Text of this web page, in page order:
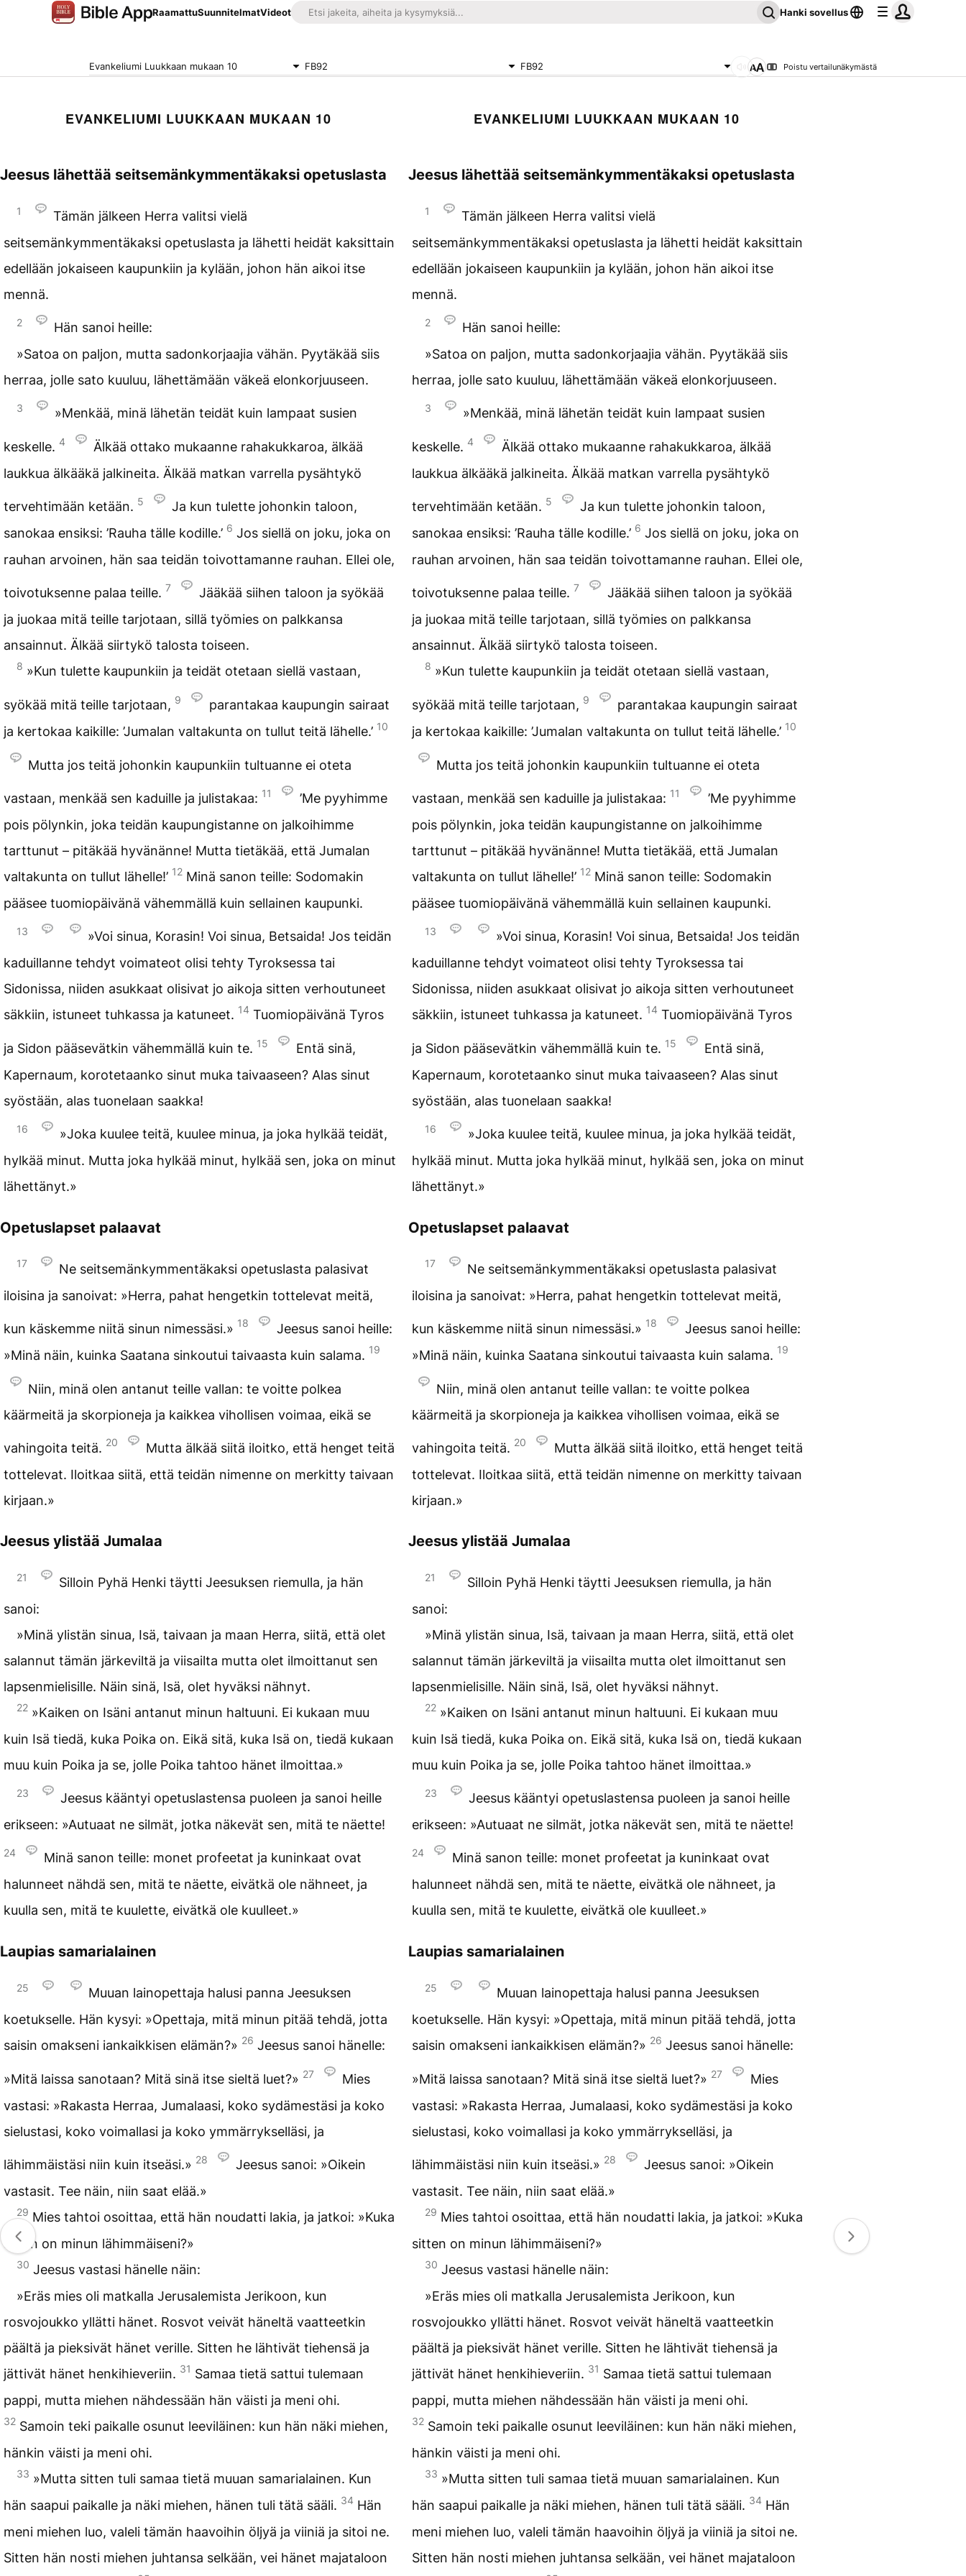
RaamattuSuunnitelmatVideot Hanki sovellus
Evankeliumi Luukkaan mukaan 10 FB92 FB92 Poistu vertailunäkymästä
EVANKELIUMI LUUKKAAN MUKAAN 10
Jeesus lähettää seitsemänkymmentäkaksi opetuslasta
1
Tämän jälkeen Herra valitsi vielä
seitsemänkymmentäkaksi opetuslasta ja lähetti heidät kaksittain
edellään jokaiseen kaupunkiin ja kylään, johon hän aikoi itse
mennä.
2
Hän sanoi heille:
»Satoa on paljon, mutta sadonkorjaajia vähän. Pyytäkää siis
herraa, jolle sato kuuluu, lähettämään väkeä elonkorjuuseen.
3 »Menkää, minä lähetän teidät kuin lampaat susien
keskelle. 4
Älkää ottako mukaanne rahakukkaroa, älkää
laukkua älkääkä jalkineita. Älkää matkan varrella pysähtykö
tervehtimään ketään. 5
Ja kun tulette johonkin taloon,
sanokaa ensiksi: ’Rauha tälle kodille.’ 6 Jos siellä on joku, joka on
rauhan arvoinen, hän saa teidän toivottamanne rauhan. Ellei ole,
toivotuksenne palaa teille. 7
Jääkää siihen taloon ja syökää
ja juokaa mitä teille tarjotaan, sillä työmies on palkkansa
ansainnut. Älkää siirtykö talosta toiseen.
8 »Kun tulette kaupunkiin ja teidät otetaan siellä vastaan,
syökää mitä teille tarjotaan, 9
parantakaa kaupungin sairaat
ja kertokaa kaikille: ’Jumalan valtakunta on tullut teitä lähelle.’ 10
Mutta jos teitä johonkin kaupunkiin tultuanne ei oteta
vastaan, menkää sen kaduille ja julistakaa: 11
’Me pyyhimme
pois pölynkin, joka teidän kaupungistanne on jalkoihimme
tarttunut – pitäkää hyvänänne! Mutta tietäkää, että Jumalan
valtakunta on tullut lähelle!’ 12 Minä sanon teille: Sodomakin
pääsee tuomiopäivänä vähemmällä kuin sellainen kaupunki.
13
»Voi sinua, Korasin! Voi sinua, Betsaida! Jos teidän
kaduillanne tehdyt voimateot olisi tehty Tyroksessa tai
Sidonissa, niiden asukkaat olisivat jo aikoja sitten verhoutuneet
säkkiin, istuneet tuhkassa ja katuneet. 14 Tuomiopäivänä Tyros
ja Sidon pääsevätkin vähemmällä kuin te. 15
Entä sinä,
Kapernaum, korotetaanko sinut muka taivaaseen? Alas sinut
syöstään, alas tuonelaan saakka!
16
»Joka kuulee teitä, kuulee minua, ja joka hylkää teidät,
hylkää minut. Mutta joka hylkää minut, hylkää sen, joka on minut
lähettänyt.»
Opetuslapset palaavat
17
Ne seitsemänkymmentäkaksi opetuslasta palasivat
iloisina ja sanoivat: »Herra, pahat hengetkin tottelevat meitä,
kun käskemme niitä sinun nimessäsi.» 18
Jeesus sanoi heille:
»Minä näin, kuinka Saatana sinkoutui taivaasta kuin salama. 19
Niin, minä olen antanut teille vallan: te voitte polkea
käärmeitä ja skorpioneja ja kaikkea vihollisen voimaa, eikä se
vahingoita teitä. 20
Mutta älkää siitä iloitko, että henget teitä
tottelevat. Iloitkaa siitä, että teidän nimenne on merkitty taivaan
kirjaan.»
Jeesus ylistää Jumalaa
21
Silloin Pyhä Henki täytti Jeesuksen riemulla, ja hän
sanoi:
»Minä ylistän sinua, Isä, taivaan ja maan Herra, siitä, että olet
salannut tämän järkeviltä ja viisailta mutta olet ilmoittanut sen
lapsenmielisille. Näin sinä, Isä, olet hyväksi nähnyt.
22 »Kaiken on Isäni antanut minun haltuuni. Ei kukaan muu
kuin Isä tiedä, kuka Poika on. Eikä sitä, kuka Isä on, tiedä kukaan
muu kuin Poika ja se, jolle Poika tahtoo hänet ilmoittaa.»
23
Jeesus kääntyi opetuslastensa puoleen ja sanoi heille
erikseen: »Autuaat ne silmät, jotka näkevät sen, mitä te näette!
24
Minä sanon teille: monet profeetat ja kuninkaat ovat
halunneet nähdä sen, mitä te näette, eivätkä ole nähneet, ja
kuulla sen, mitä te kuulette, eivätkä ole kuulleet.»
Laupias samarialainen
25
Muuan lainopettaja halusi panna Jeesuksen
koetukselle. Hän kysyi: »Opettaja, mitä minun pitää tehdä, jotta
saisin omakseni iankaikkisen elämän?» 26 Jeesus sanoi hänelle:
»Mitä laissa sanotaan? Mitä sinä itse sieltä luet?» 27
Mies
vastasi: »Rakasta Herraa, Jumalaasi, koko sydämestäsi ja koko
sielustasi, koko voimallasi ja koko ymmärrykselläsi, ja
lähimmäistäsi niin kuin itseäsi.» 28
Jeesus sanoi: »Oikein
vastasit. Tee näin, niin saat elää.»
29 Mies tahtoi osoittaa, että hän noudatti lakia, ja jatkoi: »Kuka
sitten on minun lähimmäiseni?»
30 Jeesus vastasi hänelle näin:
»Eräs mies oli matkalla Jerusalemista Jerikoon, kun
rosvojoukko yllätti hänet. Rosvot veivät häneltä vaatteetkin
päältä ja pieksivät hänet verille. Sitten he lähtivät tiehensä ja
jättivät hänet henkihieveriin. 31 Samaa tietä sattui tulemaan
pappi, mutta miehen nähdessään hän väisti ja meni ohi.
32 Samoin teki paikalle osunut leeviläinen: kun hän näki miehen,
hänkin väisti ja meni ohi.
33 »Mutta sitten tuli samaa tietä muuan samarialainen. Kun
hän saapui paikalle ja näki miehen, hänen tuli tätä sääli. 34 Hän
meni miehen luo, valeli tämän haavoihin öljyä ja viiniä ja sitoi ne.
Sitten hän nosti miehen juhtansa selkään, vei hänet majataloon
EVANKELIUMI LUUKKAAN MUKAAN 10
Jeesus lähettää seitsemänkymmentäkaksi opetuslasta
1
Tämän jälkeen Herra valitsi vielä
seitsemänkymmentäkaksi opetuslasta ja lähetti heidät kaksittain
edellään jokaiseen kaupunkiin ja kylään, johon hän aikoi itse
mennä.
2
Hän sanoi heille:
»Satoa on paljon, mutta sadonkorjaajia vähän. Pyytäkää siis
herraa, jolle sato kuuluu, lähettämään väkeä elonkorjuuseen.
3 »Menkää, minä lähetän teidät kuin lampaat susien
keskelle. 4
Älkää ottako mukaanne rahakukkaroa, älkää
laukkua älkääkä jalkineita. Älkää matkan varrella pysähtykö
tervehtimään ketään. 5
Ja kun tulette johonkin taloon,
sanokaa ensiksi: ’Rauha tälle kodille.’ 6 Jos siellä on joku, joka on
rauhan arvoinen, hän saa teidän toivottamanne rauhan. Ellei ole,
toivotuksenne palaa teille. 7
Jääkää siihen taloon ja syökää
ja juokaa mitä teille tarjotaan, sillä työmies on palkkansa
ansainnut. Älkää siirtykö talosta toiseen.
8 »Kun tulette kaupunkiin ja teidät otetaan siellä vastaan,
syökää mitä teille tarjotaan, 9
parantakaa kaupungin sairaat
ja kertokaa kaikille: ’Jumalan valtakunta on tullut teitä lähelle.’ 10
Mutta jos teitä johonkin kaupunkiin tultuanne ei oteta
vastaan, menkää sen kaduille ja julistakaa: 11
’Me pyyhimme
pois pölynkin, joka teidän kaupungistanne on jalkoihimme
tarttunut – pitäkää hyvänänne! Mutta tietäkää, että Jumalan
valtakunta on tullut lähelle!’ 12 Minä sanon teille: Sodomakin
pääsee tuomiopäivänä vähemmällä kuin sellainen kaupunki.
13
»Voi sinua, Korasin! Voi sinua, Betsaida! Jos teidän
kaduillanne tehdyt voimateot olisi tehty Tyroksessa tai
Sidonissa, niiden asukkaat olisivat jo aikoja sitten verhoutuneet
säkkiin, istuneet tuhkassa ja katuneet. 14 Tuomiopäivänä Tyros
ja Sidon pääsevätkin vähemmällä kuin te. 15
Entä sinä,
Kapernaum, korotetaanko sinut muka taivaaseen? Alas sinut
syöstään, alas tuonelaan saakka!
16
»Joka kuulee teitä, kuulee minua, ja joka hylkää teidät,
hylkää minut. Mutta joka hylkää minut, hylkää sen, joka on minut
lähettänyt.»
Opetuslapset palaavat
17
Ne seitsemänkymmentäkaksi opetuslasta palasivat
iloisina ja sanoivat: »Herra, pahat hengetkin tottelevat meitä,
kun käskemme niitä sinun nimessäsi.» 18
Jeesus sanoi heille:
»Minä näin, kuinka Saatana sinkoutui taivaasta kuin salama. 19
Niin, minä olen antanut teille vallan: te voitte polkea
käärmeitä ja skorpioneja ja kaikkea vihollisen voimaa, eikä se
vahingoita teitä. 20
Mutta älkää siitä iloitko, että henget teitä
tottelevat. Iloitkaa siitä, että teidän nimenne on merkitty taivaan
kirjaan.»
Jeesus ylistää Jumalaa
21
Silloin Pyhä Henki täytti Jeesuksen riemulla, ja hän
sanoi:
»Minä ylistän sinua, Isä, taivaan ja maan Herra, siitä, että olet
salannut tämän järkeviltä ja viisailta mutta olet ilmoittanut sen
lapsenmielisille. Näin sinä, Isä, olet hyväksi nähnyt.
22 »Kaiken on Isäni antanut minun haltuuni. Ei kukaan muu
kuin Isä tiedä, kuka Poika on. Eikä sitä, kuka Isä on, tiedä kukaan
muu kuin Poika ja se, jolle Poika tahtoo hänet ilmoittaa.»
23
Jeesus kääntyi opetuslastensa puoleen ja sanoi heille
erikseen: »Autuaat ne silmät, jotka näkevät sen, mitä te näette!
24
Minä sanon teille: monet profeetat ja kuninkaat ovat
halunneet nähdä sen, mitä te näette, eivätkä ole nähneet, ja
kuulla sen, mitä te kuulette, eivätkä ole kuulleet.»
Laupias samarialainen
25
Muuan lainopettaja halusi panna Jeesuksen
koetukselle. Hän kysyi: »Opettaja, mitä minun pitää tehdä, jotta
saisin omakseni iankaikkisen elämän?» 26 Jeesus sanoi hänelle:
»Mitä laissa sanotaan? Mitä sinä itse sieltä luet?» 27
Mies
vastasi: »Rakasta Herraa, Jumalaasi, koko sydämestäsi ja koko
sielustasi, koko voimallasi ja koko ymmärrykselläsi, ja
lähimmäistäsi niin kuin itseäsi.» 28
Jeesus sanoi: »Oikein
vastasit. Tee näin, niin saat elää.»
29 Mies tahtoi osoittaa, että hän noudatti lakia, ja jatkoi: »Kuka
sitten on minun lähimmäiseni?»
30 Jeesus vastasi hänelle näin:
»Eräs mies oli matkalla Jerusalemista Jerikoon, kun
rosvojoukko yllätti hänet. Rosvot veivät häneltä vaatteetkin
päältä ja pieksivät hänet verille. Sitten he lähtivät tiehensä ja
jättivät hänet henkihieveriin. 31 Samaa tietä sattui tulemaan
pappi, mutta miehen nähdessään hän väisti ja meni ohi.
32 Samoin teki paikalle osunut leeviläinen: kun hän näki miehen,
hänkin väisti ja meni ohi.
33 »Mutta sitten tuli samaa tietä muuan samarialainen. Kun
hän saapui paikalle ja näki miehen, hänen tuli tätä sääli. 34 Hän
meni miehen luo, valeli tämän haavoihin öljyä ja viiniä ja sitoi ne.
Sitten hän nosti miehen juhtansa selkään, vei hänet majataloon